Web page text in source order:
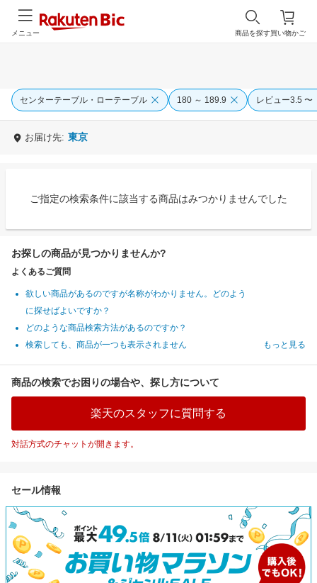
買い物かご
商品を探す
メニュー
センターテーブル・ローテーブル 180 ～ 189.9 レビュー3.5 〜
お届け先: 東京
ご指定の検索条件に該当する商品はみつかりませんでした
お探しの商品が見つかりませんか?
よくあるご質問
欲しい商品があるのですが名称がわかりません。どのよう
に探せばよいですか？
どのような商品検索方法があるのですか？
検索しても、商品が一つも表示されません
もっと見る
商品の検索でお困りの場合や、探し方について
楽天のスタッフに質問する
対話方式のチャットが開きます。
セール情報